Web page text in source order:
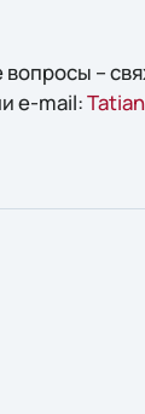
–
e-mail: